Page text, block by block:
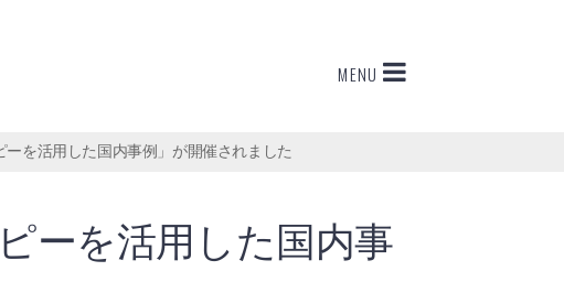
MENU
を活用した国内事例」が開催されました
ーを活用した国内事